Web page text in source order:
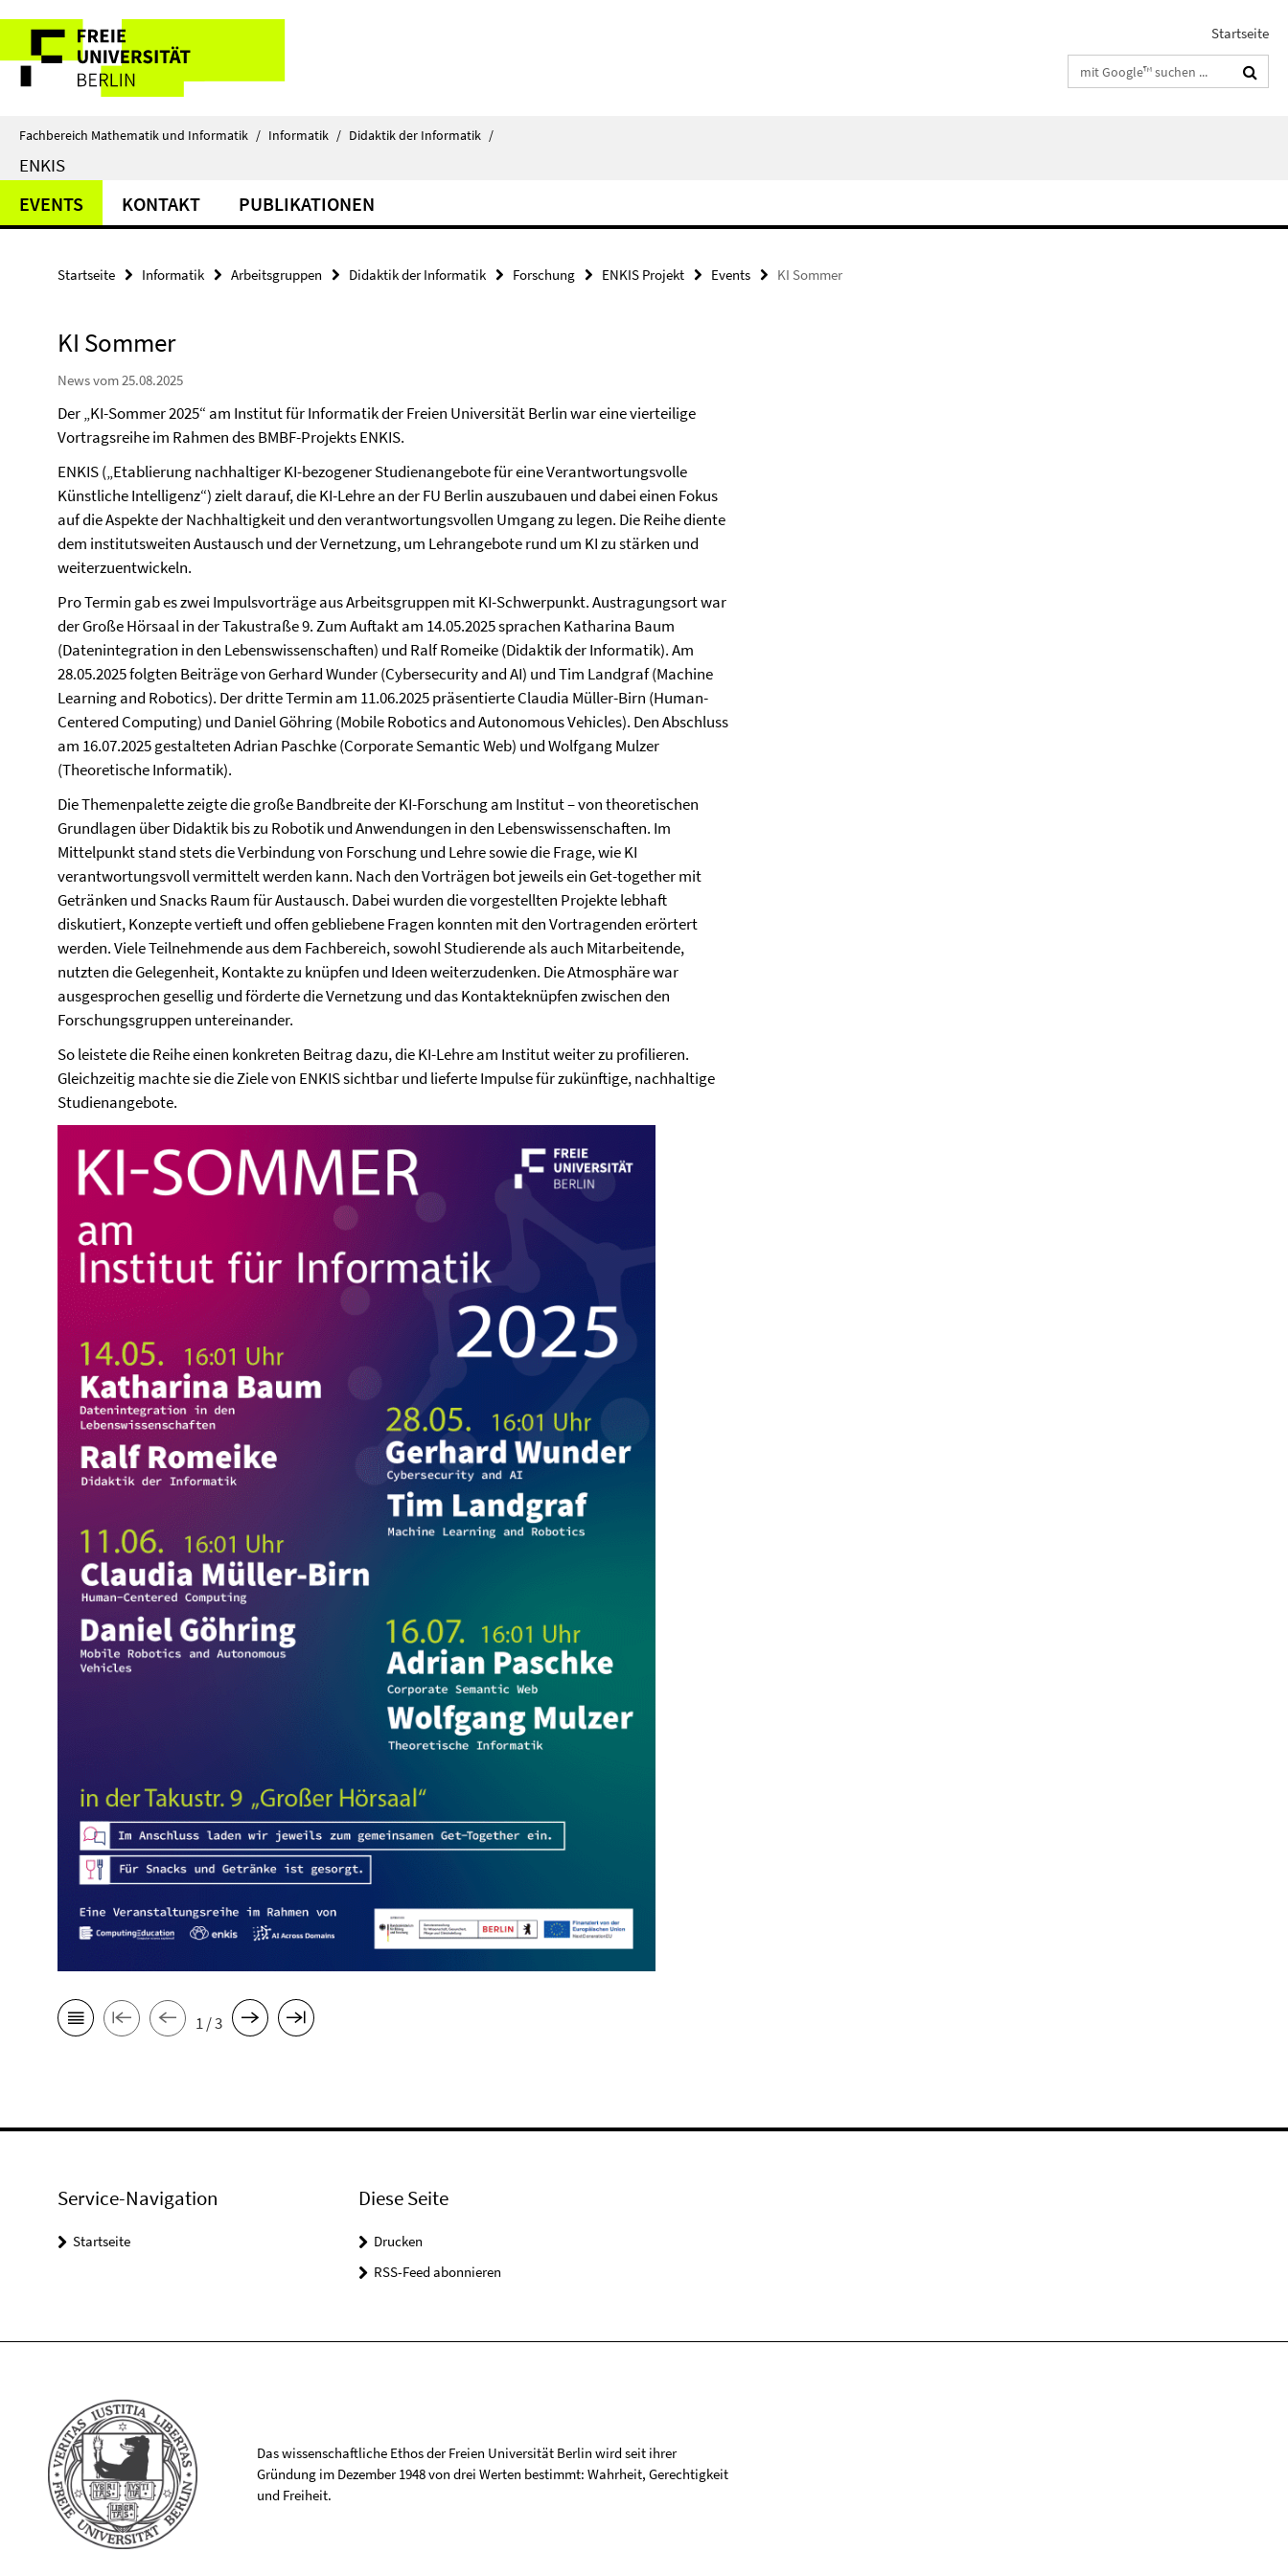
direkt
zu
Inhalt
Service-
Navigation
Startseite
Suchbegriffe
Fachbereich Mathematik und Informatik / Informatik / Didaktik der Informatik /
ENKIS
EVENTS KONTAKT PUBLIKATIONEN
Startseite Informatik Arbeitsgruppen Didaktik der Informatik Forschung ENKIS Projekt Events KI Sommer
KI Sommer
News vom 25.08.2025
Der „KI-Sommer 2025“ am Institut für Informatik der Freien Universität Berlin war eine vierteilige
Vortragsreihe im Rahmen des BMBF-Projekts ENKIS.
ENKIS („Etablierung nachhaltiger KI-bezogener Studienangebote für eine Verantwortungsvolle
Künstliche Intelligenz“) zielt darauf, die KI-Lehre an der FU Berlin auszubauen und dabei einen Fokus
auf die Aspekte der Nachhaltigkeit und den verantwortungsvollen Umgang zu legen. Die Reihe diente
dem institutsweiten Austausch und der Vernetzung, um Lehrangebote rund um KI zu stärken und
weiterzuentwickeln.
Pro Termin gab es zwei Impulsvorträge aus Arbeitsgruppen mit KI-Schwerpunkt. Austragungsort war
der Große Hörsaal in der Takustraße 9. Zum Auftakt am 14.05.2025 sprachen Katharina Baum
(Datenintegration in den Lebenswissenschaften) und Ralf Romeike (Didaktik der Informatik). Am
28.05.2025 folgten Beiträge von Gerhard Wunder (Cybersecurity and AI) und Tim Landgraf (Machine
Learning and Robotics). Der dritte Termin am 11.06.2025 präsentierte Claudia Müller-Birn (Human-
Centered Computing) und Daniel Göhring (Mobile Robotics and Autonomous Vehicles). Den Abschluss
am 16.07.2025 gestalteten Adrian Paschke (Corporate Semantic Web) und Wolfgang Mulzer
(Theoretische Informatik).
Die Themenpalette zeigte die große Bandbreite der KI-Forschung am Institut – von theoretischen
Grundlagen über Didaktik bis zu Robotik und Anwendungen in den Lebenswissenschaften. Im
Mittelpunkt stand stets die Verbindung von Forschung und Lehre sowie die Frage, wie KI
verantwortungsvoll vermittelt werden kann. Nach den Vorträgen bot jeweils ein Get-together mit
Getränken und Snacks Raum für Austausch. Dabei wurden die vorgestellten Projekte lebhaft
diskutiert, Konzepte vertieft und offen gebliebene Fragen konnten mit den Vortragenden erörtert
werden. Viele Teilnehmende aus dem Fachbereich, sowohl Studierende als auch Mitarbeitende,
nutzten die Gelegenheit, Kontakte zu knüpfen und Ideen weiterzudenken. Die Atmosphäre war
ausgesprochen gesellig und förderte die Vernetzung und das Kontakteknüpfen zwischen den
Forschungsgruppen untereinander.
So leistete die Reihe einen konkreten Beitrag dazu, die KI-Lehre am Institut weiter zu profilieren.
Gleichzeitig machte sie die Ziele von ENKIS sichtbar und lieferte Impulse für zukünftige, nachhaltige
Studienangebote.
1 / 3
Service-Navigation
Startseite
Diese Seite
Drucken
RSS-Feed abonnieren
Das wissenschaftliche Ethos der Freien Universität Berlin wird seit ihrer
Gründung im Dezember 1948 von drei Werten bestimmt: Wahrheit, Gerechtigkeit
und Freiheit.